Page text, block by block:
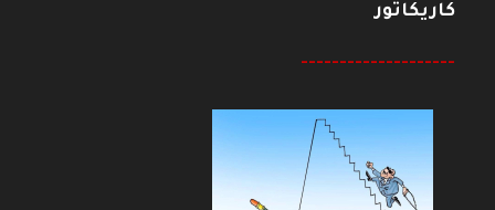
كاريكاتور
--------------------